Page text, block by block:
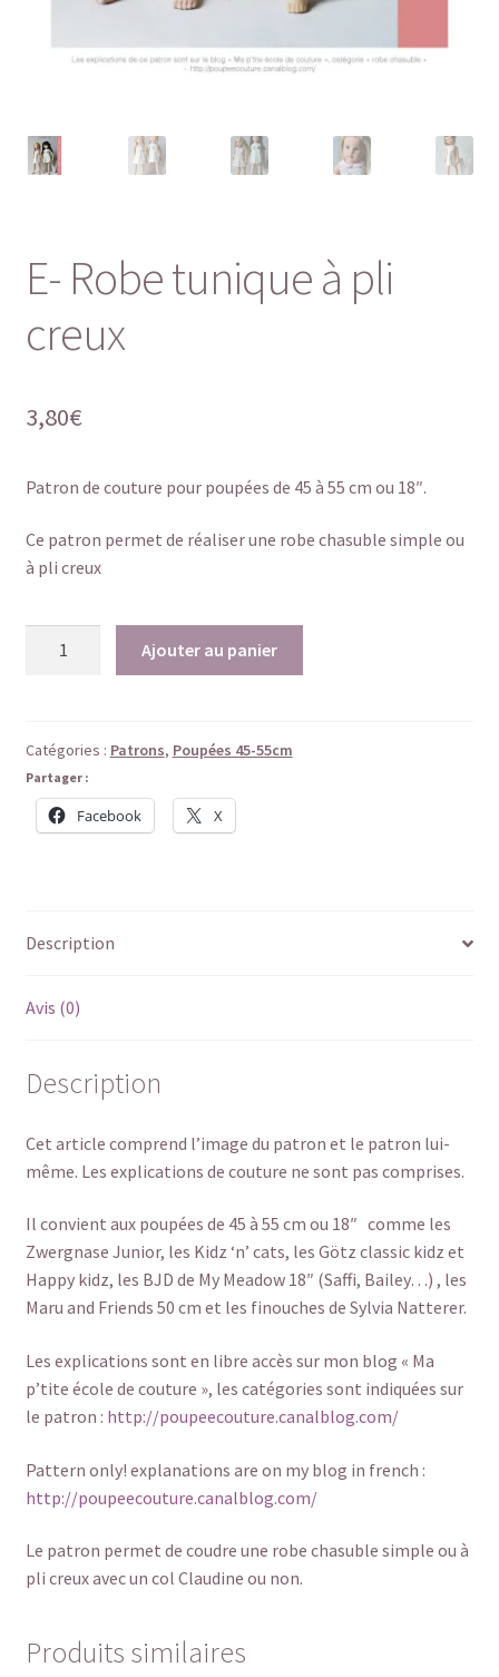
E- Robe tunique à pli
creux
3,80€
Patron de couture pour poupées de 45 à 55 cm ou 18″.
Ce patron permet de réaliser une robe chasuble simple ou
à pli creux
tunique
à
pli
creux
Ajouter au panier
Catégories : Patrons, Poupées 45-55cm
Partager :
Facebook X
Description
Avis (0)
Description
Cet article comprend l’image du patron et le patron lui-
même. Les explications de couture ne sont pas comprises.
Il convient aux poupées de 45 à 55 cm ou 18″ comme les
Zwergnase Junior, les Kidz ‘n’ cats, les Götz classic kidz et
Happy kidz, les BJD de My Meadow 18″ (Saffi, Bailey…) , les
Maru and Friends 50 cm et les finouches de Sylvia Natterer.
Les explications sont en libre accès sur mon blog « Ma
p’tite école de couture », les catégories sont indiquées sur
le patron : http://poupeecouture.canalblog.com/
Pattern only! explanations are on my blog in french :
http://poupeecouture.canalblog.com/
Le patron permet de coudre une robe chasuble simple ou à
pli creux avec un col Claudine ou non.
Produits similaires